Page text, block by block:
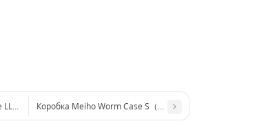
（W-LL)Коробка Meiho Worm Case S（W-S) ц:прозорий